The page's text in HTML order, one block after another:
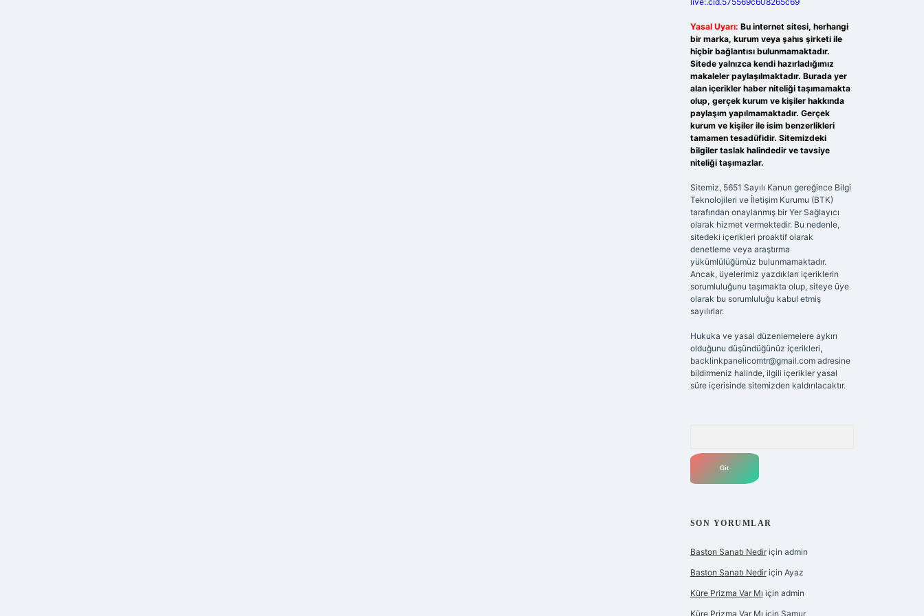
Yasal Uyarı: Bu internet sitesi, herhangi
bir marka, kurum veya şahıs şirketi ile
hiçbir bağlantısı bulunmamaktadır.
Sitede yalnızca kendi hazırladığımız
makaleler paylaşılmaktadır. Burada yer
alan içerikler haber niteliği taşımamakta
olup, gerçek kurum ve kişiler hakkında
paylaşım yapılmamaktadır. Gerçek
kurum ve kişiler ile isim benzerlikleri
tamamen tesadüfidir. Sitemizdeki
bilgiler taslak halindedir ve tavsiye
niteliği taşımazlar.
Sitemiz, 5651 Sayılı Kanun gereğince Bilgi
Teknolojileri ve İletişim Kurumu (BTK)
tarafından onaylanmış bir Yer Sağlayıcı
olarak hizmet vermektedir. Bu nedenle,
sitedeki içerikleri proaktif olarak
denetleme veya araştırma
yükümlülüğümüz bulunmamaktadır.
Ancak, üyelerimiz yazdıkları içeriklerin
sorumluluğunu taşımakta olup, siteye üye
olarak bu sorumluluğu kabul etmiş
sayılırlar.
Hukuka ve yasal düzenlemelere aykırı
olduğunu düşündüğünüz içerikleri,
backlinkpanelicomtr@gmail.comadresine
bildirmeniz halinde, ilgili içerikler yasal
süre içerisinde sitemizden kaldırılacaktır.
SON YORUMLAR
Baston Sanatı Nediriçin admin
Baston Sanatı Nediriçin Ayaz
Küre Prizma Var Mı için admin
Küre Prizma Var Mı için Samur